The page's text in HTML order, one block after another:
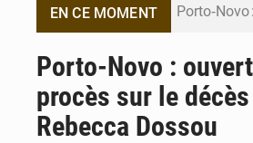
EN CE MOMENT
Porto-Novo :
procès sur le
Rebecca Dossou